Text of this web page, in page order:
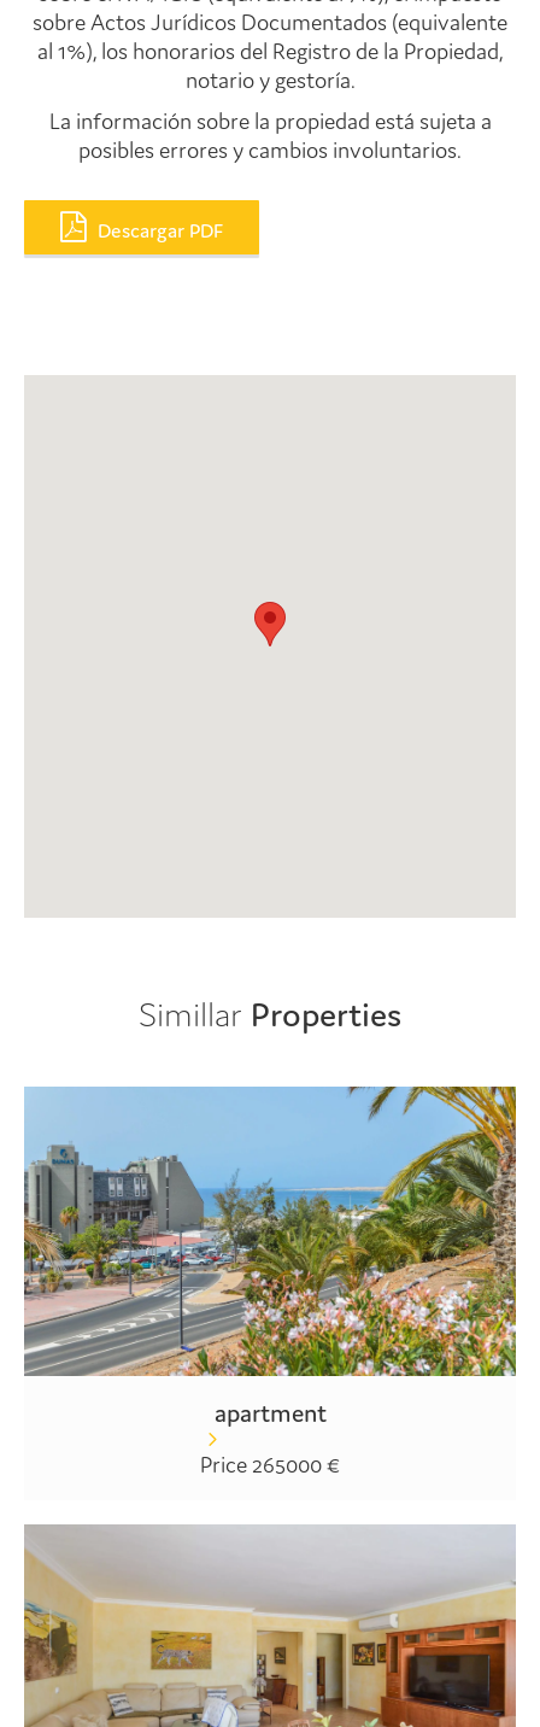
sobre Actos Jurídicos Documentados (equivalente
al 1%), los honorarios del Registro de la Propiedad,
notario y gestoría.
La información sobre la propiedad está sujeta a
posibles errores y cambios involuntarios.
Descargar PDF
Simillar Properties
apartment
Price 265000 €